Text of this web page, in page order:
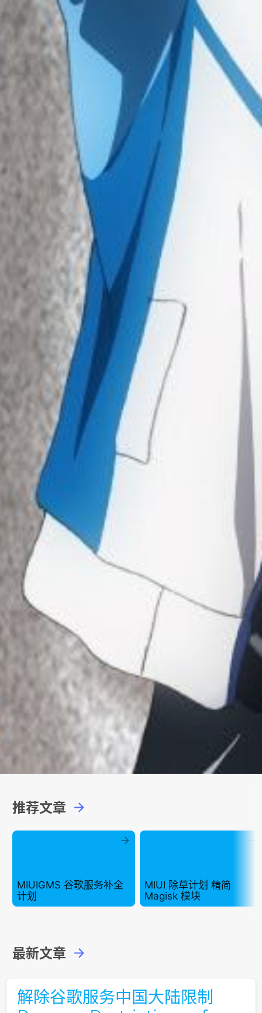
推荐文章 
MIUIGMS 谷歌服务补全
计划

MIUI 除草计划 精简
Magisk 模块

最新文章 
解除谷歌服务中国大陆限制